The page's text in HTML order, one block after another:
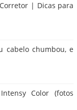
| Dicas para
cabelo chumbou, e
Color (fotos